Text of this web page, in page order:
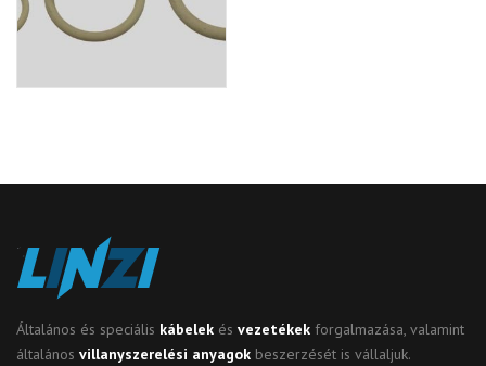
Általános és speciális kábelek és vezetékek forgalmazása, valamint
általános villanyszerelési anyagok beszerzését is vállaljuk.